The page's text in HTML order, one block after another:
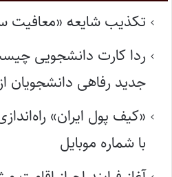
تکذیب شایعه «معافیت
ردا کارت دانشجویی
جدید رفاهی دانشجویان از
«کیف پول ایران»
با شماره موبایل